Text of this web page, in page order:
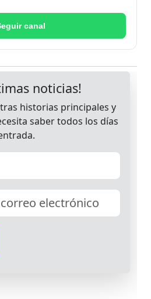
canal